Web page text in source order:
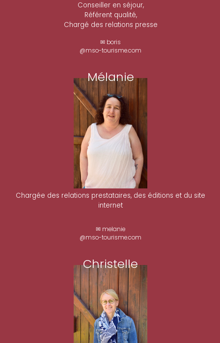
Conseiller en séjour,
Référent qualité,
Chargé des relations presse
✉ boris
@mso-tourisme.com
Mélanie
Chargée des relations prestataires, des éditions et du site
internet
✉ melanie
@mso-tourisme.com
Christelle